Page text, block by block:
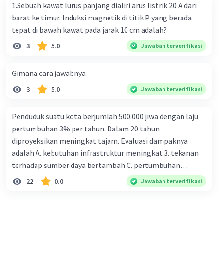
1.Sebuah kawat lurus panjang dialiri arus listrik 20 A dari
barat ke timur. Induksi magnetik di titik P yang berada
tepat di bawah kawat pada jarak 10 cm adalah?
3 5.0 Jawaban terverifikasi
Gimana cara jawabnya
3 5.0 Jawaban terverifikasi
Penduduk suatu kota berjumlah 500.000 jiwa dengan laju
pertumbuhan 3% per tahun. Dalam 20 tahun
diproyeksikan meningkat tajam. Evaluasi dampaknya
adalah A. kebutuhan infrastruktur meningkat 3. tekanan
terhadap sumber daya bertambah C. pertumbuhan
eksponensial berdampak jangka panjang D. tidak
memengaruhi tata ruang E. proyeksi penduduk penting
22 0.0 Jawaban terverifikasi